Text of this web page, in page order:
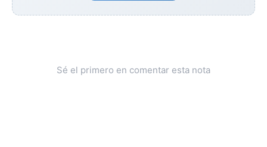
Sé el primero en comentar esta nota